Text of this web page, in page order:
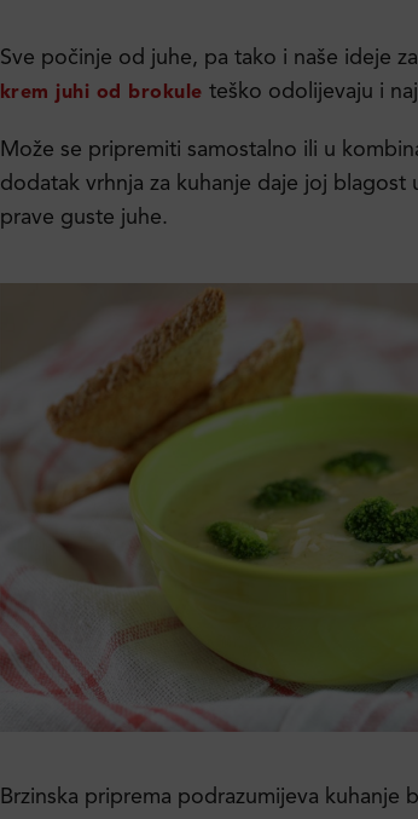
Sve počinje od juhe, pa tako i naše ideje
krem juhi od brokule teško odolijevaju i
Može se pripremiti samostalno ili u
dodatak vrhnja za kuhanje daje joj blagost
prave guste juhe.
Brzinska priprema podrazumijeva kuhanje